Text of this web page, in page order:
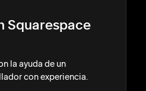
Squarespace
la ayuda de un
con experiencia.